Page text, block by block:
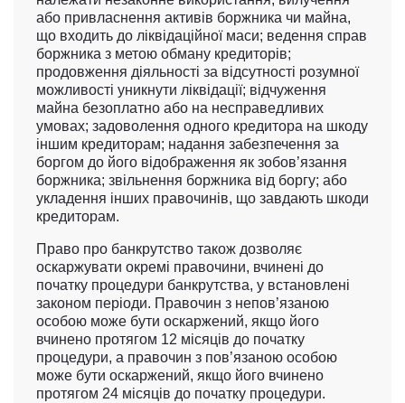
або привласнення активів боржника чи майна,
що входить до ліквідаційної маси; ведення справ
боржника з метою обману кредиторів;
продовження діяльності за відсутності розумної
можливості уникнути ліквідації; відчуження
майна безоплатно або на несправедливих
умовах; задоволення одного кредитора на шкоду
іншим кредиторам; надання забезпечення за
боргом до його відображення як зобов’язання
боржника; звільнення боржника від боргу; або
укладення інших правочинів, що завдають шкоди
кредиторам.
Право про банкрутство також дозволяє
оскаржувати окремі правочини, вчинені до
початку процедури банкрутства, у встановлені
законом періоди. Правочин з непов’язаною
особою може бути оскаржений, якщо його
вчинено протягом 12 місяців до початку
процедури, а правочин з пов’язаною особою
може бути оскаржений, якщо його вчинено
протягом 24 місяців до початку процедури.